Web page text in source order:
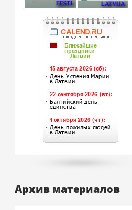
Архив материалов